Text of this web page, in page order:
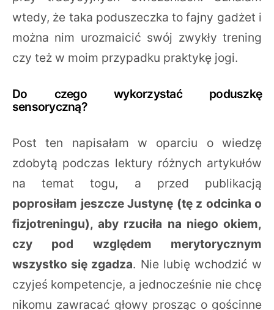
wtedy, że taka poduszeczka to fajny gadżet i
można nim urozmaicić swój zwykły trening
czy też w moim przypadku praktykę jogi.
Do czego wykorzystać poduszkę
sensoryczną?
Post ten napisałam w oparciu o wiedzę
zdobytą podczas lektury różnych artykułów
na temat togu, a przed publikacją
poprosiłam jeszcze Justynę (tę z odcinka o
fizjotreningu), aby rzuciła na niego okiem,
czy pod względem merytorycznym
wszystko się zgadza. Nie lubię wchodzić w
czyjeś kompetencje, a jednocześnie nie chcę
nikomu zawracać głowy prosząc o gościnne